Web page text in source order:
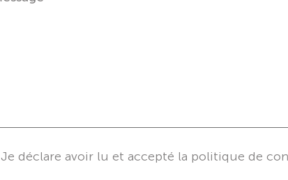
Je déclare avoir lu et accepté la politique de